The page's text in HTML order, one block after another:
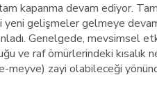
kapanma devam ediyor.
gelişmeler gelmeye
Genelgede, mevsimsel
ve raf ömürlerindeki kısalık
meyve) zayi olabileceği